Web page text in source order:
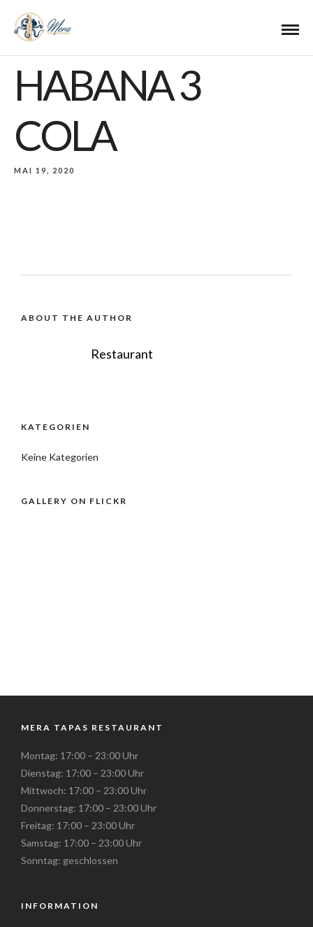
HABANA 3
COLA
MAI 19, 2020
ABOUT THE AUTHOR
Restaurant
KATEGORIEN
Keine Kategorien
GALLERY ON FLICKR
MERA TAPAS RESTAURANT
Montag: 17:00 – 23:00 Uhr
Dienstag: 17:00 – 23:00 Uhr
Mittwoch: 17:00 – 23:00 Uhr
Donnerstag: 17:00 – 23:00 Uhr
Freitag: 17:00 – 23:00 Uhr
Samstag: 17:00 – 23:00 Uhr
Sonntag: geschlossen
INFORMATION